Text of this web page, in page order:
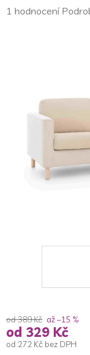
Průměrné
hvězdiček.
1 hodnocení
od 389 Kč až –15 %
od 329 Kč
od 272 Kč bez DPH